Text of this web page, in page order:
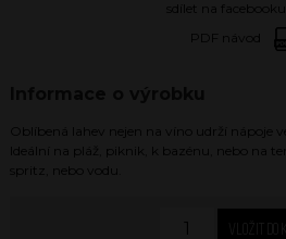
sdílet na facebooku
PDF návod
Oblíbená lahev nejen na víno udrží nápoje
Ideální na pláž, piknik, k bazénu, nebo na
spritz, nebo vodu.